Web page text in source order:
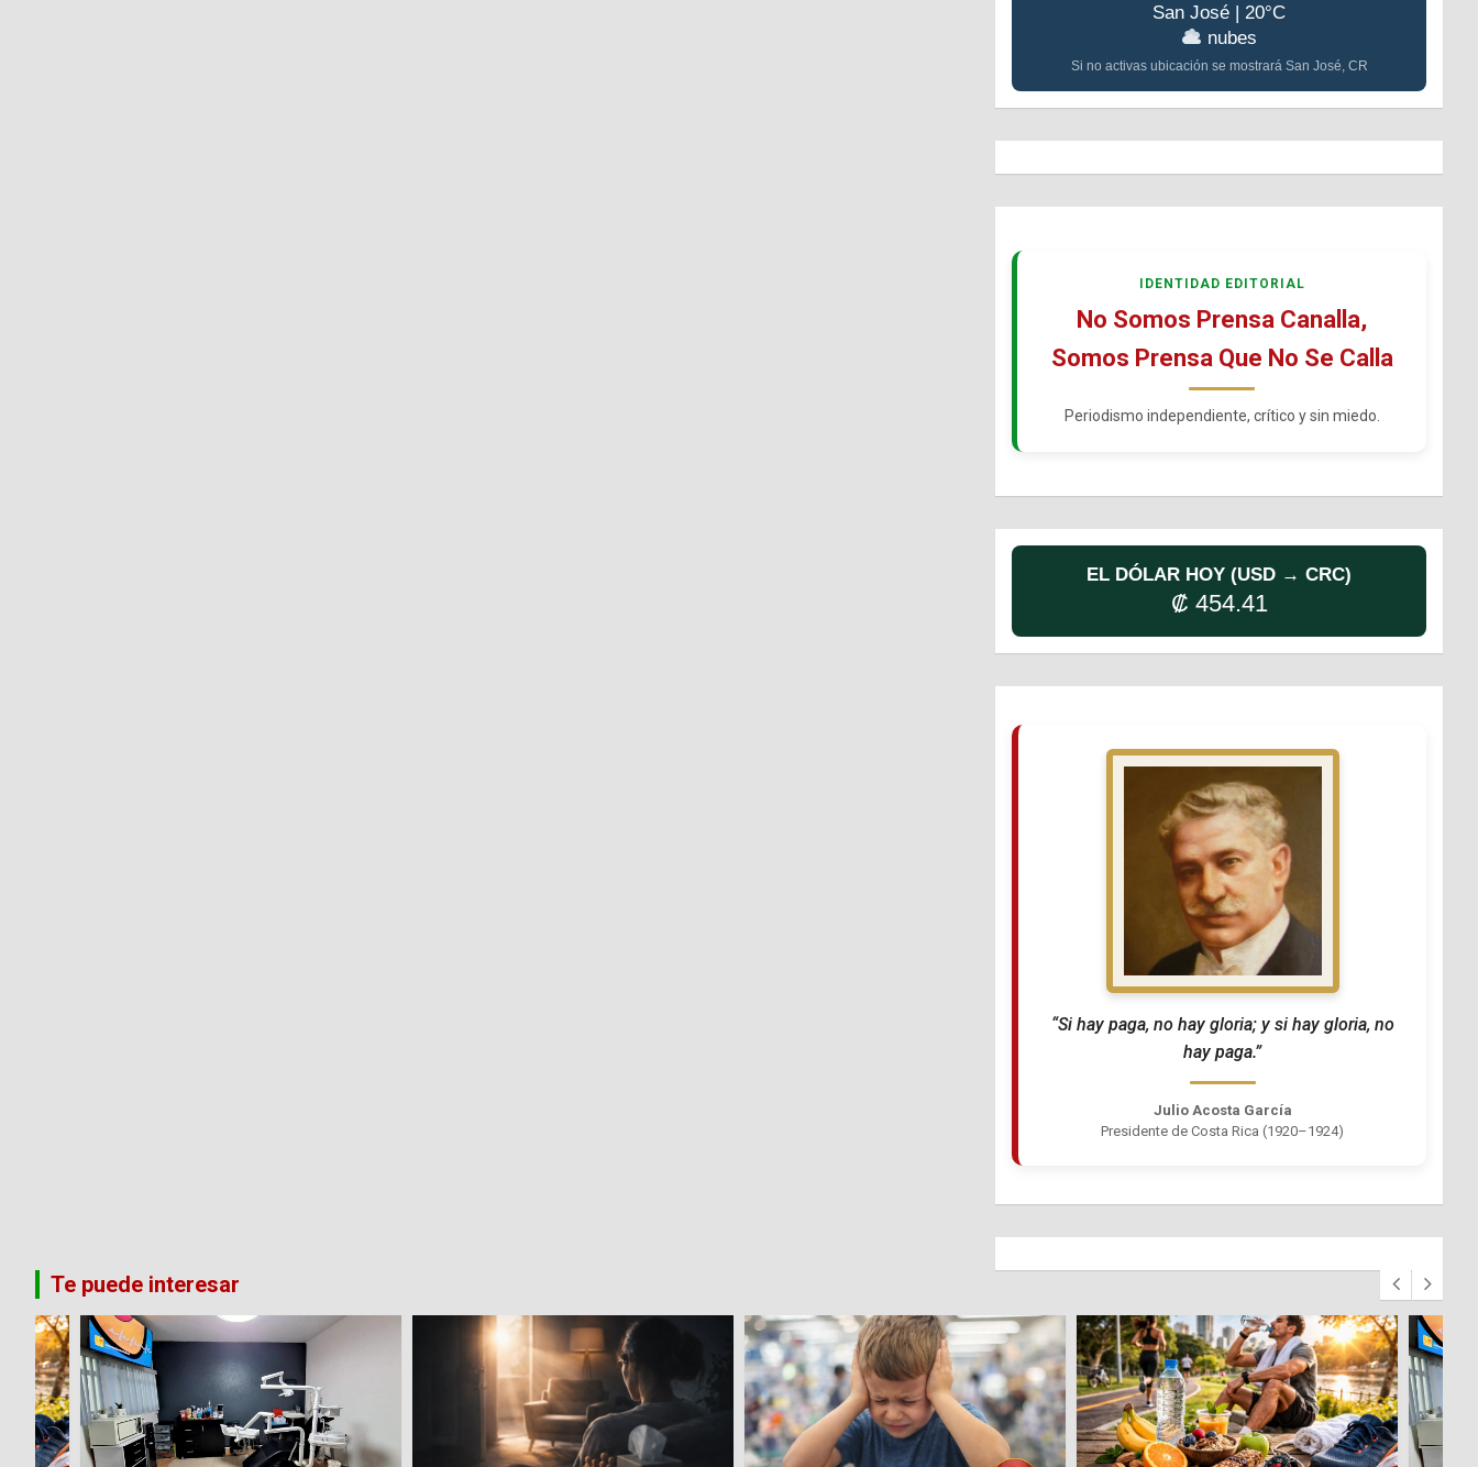
San José | 20°C
nubes
Si no activas ubicación se mostrará San José, CR
IDENTIDAD EDITORIAL
No Somos Prensa Canalla,
Somos Prensa Que No Se Calla
Periodismo independiente, crítico y sin miedo.
EL DÓLAR HOY (USD → CRC)
₡ 454.41
“Si hay paga, no hay gloria; y si hay gloria, no
hay paga.”
Julio Acosta García
Presidente de Costa Rica (1920–1924)
Te puede interesar